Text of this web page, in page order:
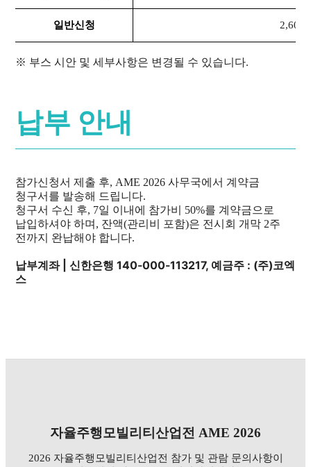
일반신청
※ 부스 시안 및 세부사항은 변경될 수 있습니다.
납부 안내
참가신청서 제출 후, AME 2026 사무국에서 계약금
청구서를 발송해 드립니다.
청구서 수신 후, 7일 이내에 참가비 50%를 계약금으로
납입하셔야 하며, 잔액(관리비 포함)은 전시회 개막 2주
전까지 완납해야 합니다.
납부계좌 | 신한은행 140-000-113217, 예금주 : (주)코엑
스
자율주행모빌리티산업전 AME 2026
2026 자율주행모빌리티산업전 참가 및 관람 문의사항이